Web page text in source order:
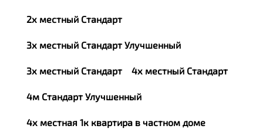
2х местный Стандарт
3х местный Стандарт Улучшенный
3х местный Стандарт 4х местный Стандарт
4м Стандарт Улучшенный
4х местная 1к квартира в частном доме